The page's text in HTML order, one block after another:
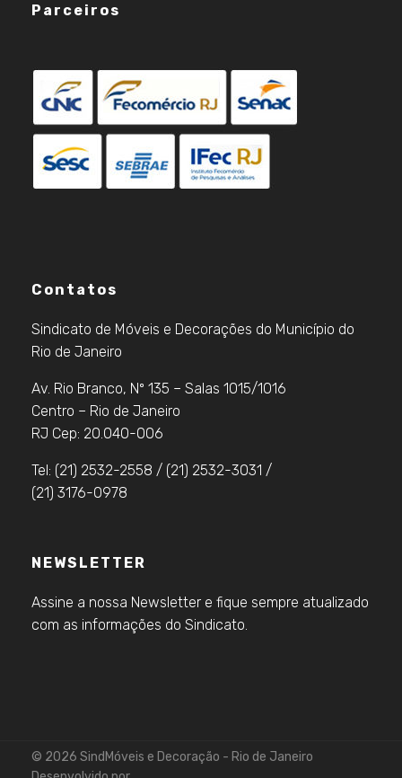
Parceiros
Contatos
Sindicato de Móveis e Decorações do Município do
Rio de Janeiro
Av. Rio Branco, Nº 135 – Salas 1015/1016
Centro – Rio de Janeiro
RJ Cep: 20.040-006
Tel: (21) 2532-2558 / (21) 2532-3031 /
(21) 3176-0978
NEWSLETTER
Assine a nossa Newsletter e fique sempre atualizado
com as informações do Sindicato.
© 2026 SindMóveis e Decoração - Rio de Janeiro